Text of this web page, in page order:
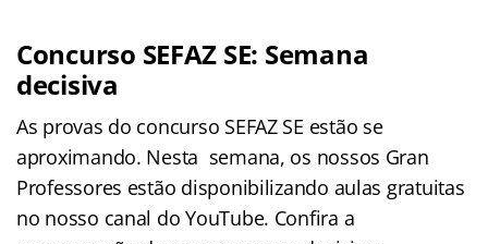
Concurso SEFAZ SE: Semana
decisiva
As provas do concurso SEFAZ SE estão se
aproximando. Nesta semana, os nossos Gran
Professores estão disponibilizando aulas gratuitas
no nosso canal do YouTube. Confira a